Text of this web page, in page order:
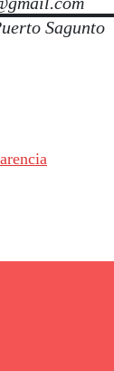
Sagunto